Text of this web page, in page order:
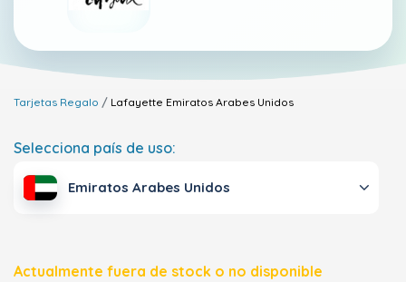
Tarjetas Regalo Lafayette Emiratos Arabes Unidos
Selecciona país de uso:
Emiratos Arabes Unidos
Actualmente fuera de stock o no disponible